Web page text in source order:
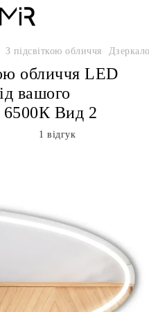
З підсвіткою обличчя
обличчя LED
вашого
6500К Вид 2
1 відгук